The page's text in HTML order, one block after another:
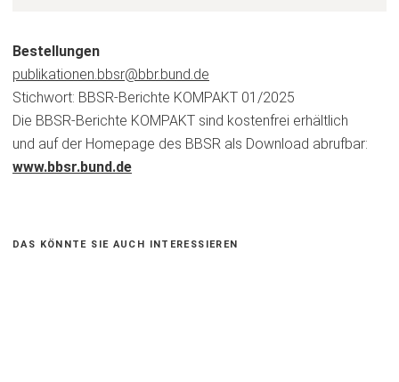
Bestellungen
publikationen.bbsr
bbr.bund de
Stichwort: BBSR-Berichte KOMPAKT 01/2025
Die BBSR-Berichte KOMPAKT sind kostenfrei erhältlich
und auf der Homepage des BBSR als Download abrufbar:
www.bbsr.bund.de
(Öffnet
neuen
DAS KÖNNTE SIE AUCH INTERESSIEREN